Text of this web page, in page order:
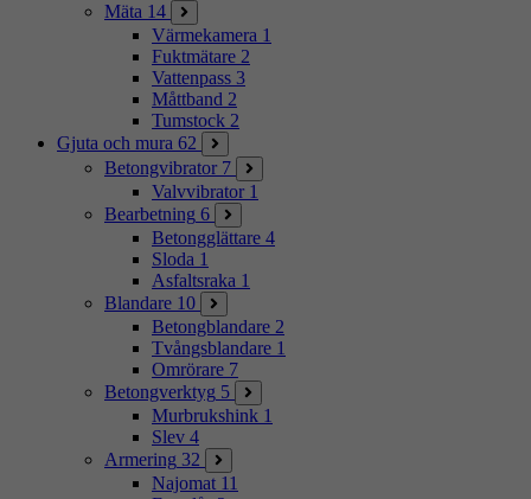
Mäta 14
Värmekamera 1
Fuktmätare 2
Vattenpass 3
Måttband 2
Tumstock 2
Gjuta och mura 62
Betongvibrator 7
Valvvibrator 1
Bearbetning 6
Betongglättare 4
Sloda 1
Asfaltsraka 1
Blandare 10
Betongblandare 2
Tvångsblandare 1
Omrörare 7
Betongverktyg 5
Murbrukshink 1
Slev 4
Armering 32
Najomat 11